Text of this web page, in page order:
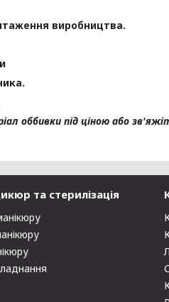
виробництва.
оббивки під ціною або
та стерилізація